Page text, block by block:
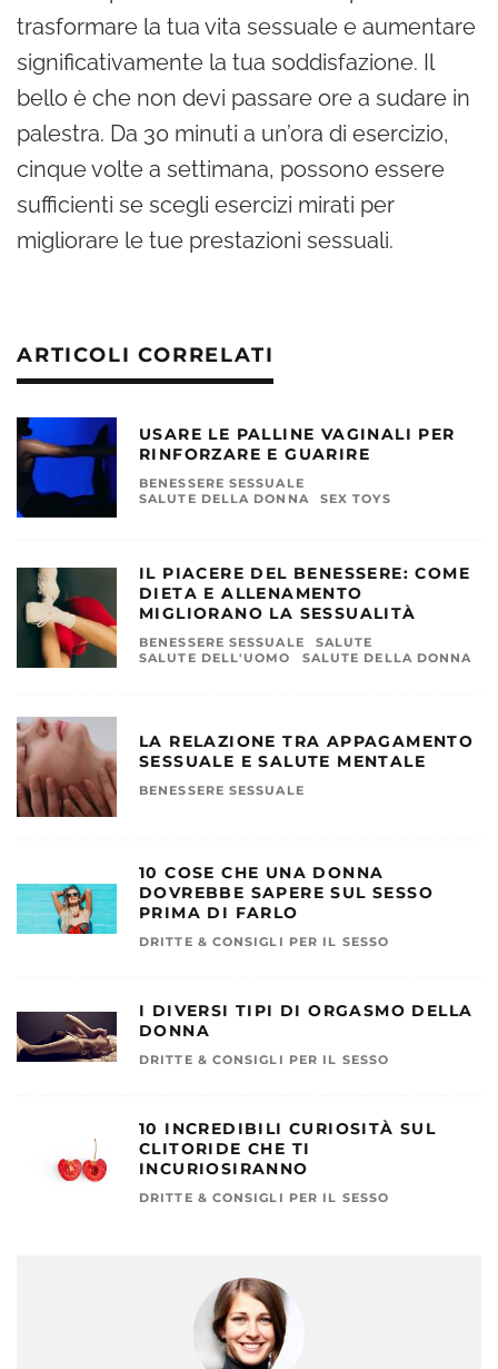
trasformare la tua vita sessuale e aumentare
significativamente la tua soddisfazione. Il
bello è che non devi passare ore a sudare in
palestra. Da 30 minuti a un’ora di esercizio,
cinque volte a settimana, possono essere
sufficienti se scegli esercizi mirati per
migliorare le tue prestazioni sessuali.
ARTICOLI CORRELATI
USARE LE PALLINE VAGINALI PER
RINFORZARE E GUARIRE
BENESSERE SESSUALE
SALUTE DELLA DONNA
SEX TOYS
IL PIACERE DEL BENESSERE: COME
DIETA E ALLENAMENTO
MIGLIORANO LA SESSUALITÀ
BENESSERE SESSUALE
SALUTE
SALUTE DELL'UOMO
SALUTE DELLA DONNA
LA RELAZIONE TRA APPAGAMENTO
SESSUALE E SALUTE MENTALE
BENESSERE SESSUALE
10 COSE CHE UNA DONNA
DOVREBBE SAPERE SUL SESSO
PRIMA DI FARLO
DRITTE & CONSIGLI PER IL SESSO
I DIVERSI TIPI DI ORGASMO DELLA
DONNA
DRITTE & CONSIGLI PER IL SESSO
10 INCREDIBILI CURIOSITÀ SUL
CLITORIDE CHE TI
INCURIOSIRANNO
DRITTE & CONSIGLI PER IL SESSO